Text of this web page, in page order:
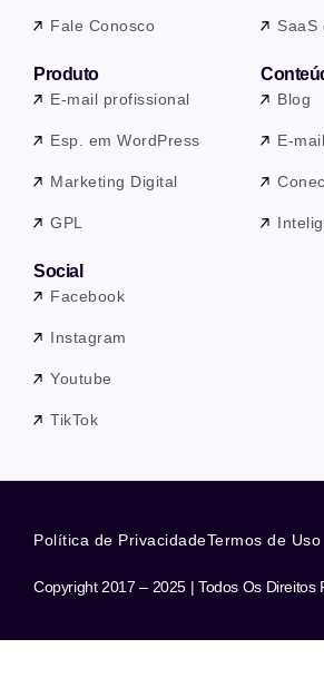
Fale Conosco SaaS
Produto
E-mail profissional
Esp. em WordPress
Marketing Digital
GPL
Blog
E-
Social
Facebook
Instagram
Youtube
TikTok
Copyright 2017 – 2025 | Todos Os Direitos
Política de PrivacidadeTermos de Uso